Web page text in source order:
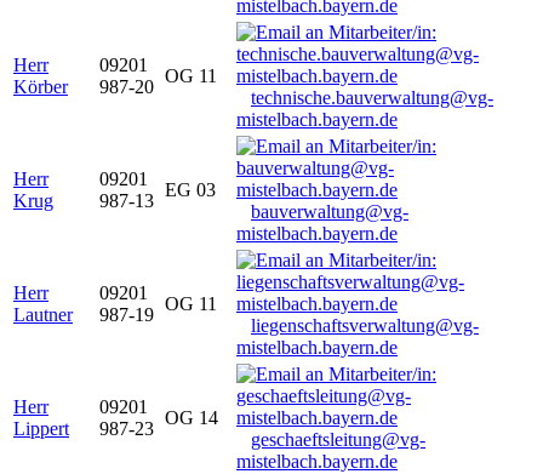
mistelbach.bayern.de
Herr
Körber
09201
987-20
OG 11
technische.bauverwaltung@vg-
mistelbach.bayern.de
Herr
Krug
09201
987-13
EG 03
bauverwaltung@vg-
mistelbach.bayern.de
Herr
Lautner
09201
987-19
OG 11
liegenschaftsverwaltung@vg-
mistelbach.bayern.de
Herr
Lippert
09201
987-23
OG 14
geschaeftsleitung@vg-
mistelbach.bayern.de